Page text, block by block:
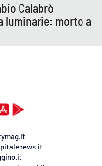
Calabrò
luminarie: morto a